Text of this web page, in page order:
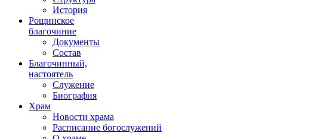
История
Рощинское
благочиние
Документы
Состав
Благочинный,
настоятель
Служение
Биография
Храм
Новости храма
Расписание богослужений